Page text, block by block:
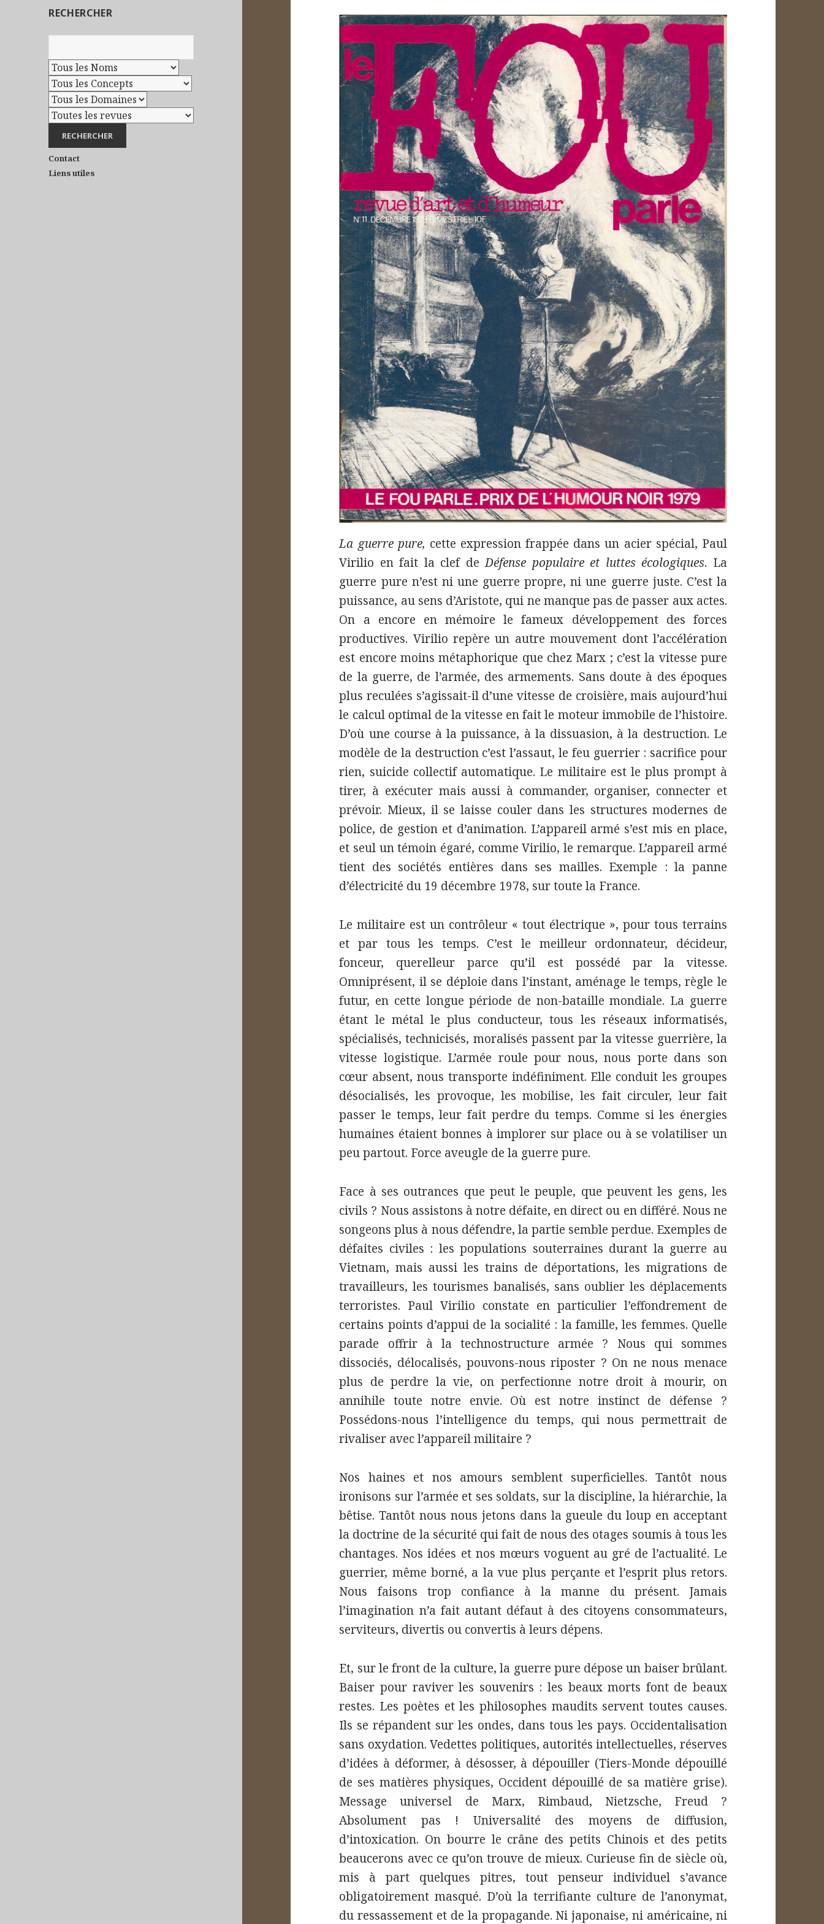
RECHERCHER
Contact
Liens utiles
La guerre pure, cette expression frappée dans un acier spécial, Paul
Virilio en fait la clef deDéfense populaire et luttes écologiques. La
guerre pure n’est ni une guerre propre, ni une guerre juste. C’est la
puissance, au sens d’Aristote, qui ne manque pas de passer aux actes.
On a encore en mémoire le fameux développement des forces
productives. Virilio repère un autre mouvement dont l’accélération
est encore moins métaphorique que chez Marx ; c’est la vitesse pure
de la guerre, de l’armée, des armements. Sans doute à des époques
plus reculées s’agissait-il d’une vitesse de croisière, mais aujourd’hui
le calcul optimal de la vitesse en fait le moteur immobile de l’histoire.
D’où une course à la puissance, à la dissuasion, à la destruction. Le
modèle de la destruction c’est l’assaut, le feu guerrier : sacrifice pour
rien, suicide collectif automatique. Le militaire est le plus prompt à
tirer, à exécuter mais aussi à commander, organiser, connecter et
prévoir. Mieux, il se laisse couler dans les structures modernes de
police, de gestion et d’animation. L’appareil armé s’est mis en place,
et seul un témoin égaré, comme Virilio, le remarque. L’appareil armé
tient des sociétés entières dans ses mailles. Exemple : la panne
d’électricité du 19 décembre 1978, sur toute la France.
Le militaire est un contrôleur « tout électrique », pour tous terrains
et par tous les temps. C’est le meilleur ordonnateur, décideur,
fonceur, querelleur parce qu’il est possédé par la vitesse.
Omniprésent, il se déploie dans l’instant, aménage le temps, règle le
futur, en cette longue période de non-bataille mondiale. La guerre
étant le métal le plus conducteur, tous les réseaux informatisés,
spécialisés, technicisés, moralisés passent par la vitesse guerrière, la
vitesse logistique. L’armée roule pour nous, nous porte dans son
cœur absent, nous transporte indéfiniment. Elle conduit les groupes
désocialisés, les provoque, les mobilise, les fait circuler, leur fait
passer le temps, leur fait perdre du temps. Comme si les énergies
humaines étaient bonnes à implorer sur place ou à se volatiliser un
peu partout. Force aveugle de la guerre pure.
Face à ses outrances que peut le peuple, que peuvent les gens, les
civils ? Nous assistons à notre défaite, en direct ou en différé. Nous ne
songeons plus à nous défendre, la partie semble perdue. Exemples de
défaites civiles : les populations souterraines durant la guerre au
Vietnam, mais aussi les trains de déportations, les migrations de
travailleurs, les tourismes banalisés, sans oublier les déplacements
terroristes. Paul Virilio constate en particulier l’effondrement de
certains points d’appui de la socialité : la famille, les femmes. Quelle
parade offrir à la technostructure armée ? Nous qui sommes
dissociés, délocalisés, pouvons-nous riposter ? On ne nous menace
plus de perdre la vie, on perfectionne notre droit à mourir, on
annihile toute notre envie. Où est notre instinct de défense ?
Possédons-nous l’intelligence du temps, qui nous permettrait de
rivaliser avec l’appareil militaire ?
Nos haines et nos amours semblent superficielles. Tantôt nous
ironisons sur l’armée et ses soldats, sur la discipline, la hiérarchie, la
bêtise. Tantôt nous nous jetons dans la gueule du loup en acceptant
la doctrine de la sécurité qui fait de nous des otages soumis à tous les
chantages. Nos idées et nos mœurs voguent au gré de l’actualité. Le
guerrier, même borné, a la vue plus perçante et l’esprit plus retors.
Nous faisons trop confiance à la manne du présent. Jamais
l’imagination n’a fait autant défaut à des citoyens consommateurs,
serviteurs, divertis ou convertis à leurs dépens.
Et, sur le front de la culture, la guerre pure dépose un baiser brûlant.
Baiser pour raviver les souvenirs : les beaux morts font de beaux
restes. Les poètes et les philosophes maudits servent toutes causes.
Ils se répandent sur les ondes, dans tous les pays. Occidentalisation
sans oxydation. Vedettes politiques, autorités intellectuelles, réserves
d’idées à déformer, à désosser, à dépouiller (Tiers-Monde dépouillé
de ses matières physiques, Occident dépouillé de sa matière grise).
Message universel de Marx, Rimbaud, Nietzsche, Freud ?
Absolument pas ! Universalité des moyens de diffusion,
d’intoxication. On bourre le crâne des petits Chinois et des petits
beaucerons avec ce qu’on trouve de mieux. Curieuse fin de siècle où,
mis à part quelques pitres, tout penseur individuel s’avance
obligatoirement masqué. D’où la terrifiante culture de l’anonymat,
du ressassement et de la propagande. Ni japonaise, ni américaine, ni